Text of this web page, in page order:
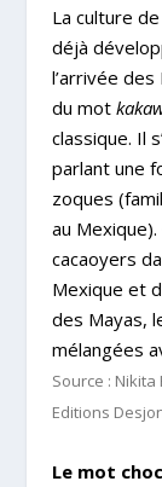
La culture
déjà
l’arrivée
du mot
classique. Il
parlant une
zoques
au
cacaoyers
Mexique et
des Mayas,
mélangées
Source : Nikita
Editions
Le mot